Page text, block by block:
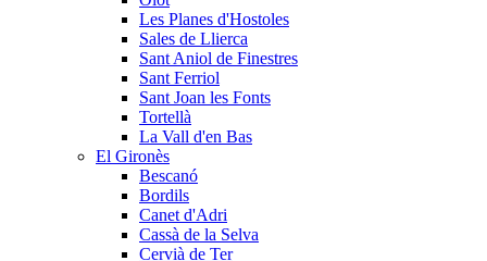
Les Planes d'Hostoles
Sales de Llierca
Sant Aniol de Finestres
Sant Ferriol
Sant Joan les Fonts
Tortellà
La Vall d'en Bas
El Gironès
Bescanó
Bordils
Canet d'Adri
Cassà de la Selva
Cervià de Ter